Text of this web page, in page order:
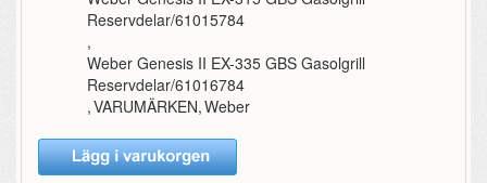
Reservdelar/61015784
,
Weber Genesis II EX-335 GBS Gasolgrill
Reservdelar/61016784
,VARUMÄRKEN,Weber